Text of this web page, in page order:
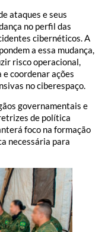
ataques e seus
no perfil das
cibernéticos. A
a essa mudança,
risco operacional,
coordenar ações
no ciberespaço.
governamentais e
de política
foco na formação
necessária para